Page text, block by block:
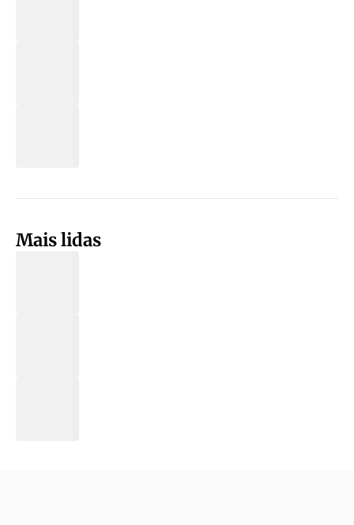
Mais lidas